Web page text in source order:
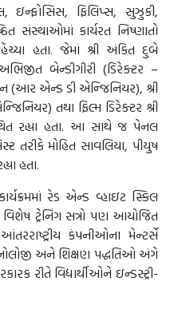
ઇન્ફોસિસ, ફિલિપ્સ, સુઝુકી,
સંસ્થાઓમાં કાર્યરત નિષ્ણાતો
હતા. જેમાં શ્રી અંકિત દુબે
બેન્ડીગીરી (ડિરેક્ટર –
(આર એન્ડ ડી એન્જિનિયર), શ્રી
તથા ફિલ્મ ડિરેક્ટર શ્રી
રહ્યા હતા. આ સાથે જ પેનલ
તરીકે મોહિત સાવલિયા, પીયુષ
હતા.
રેડ એન્ડ વ્હાઇટ સ્કિલ
ટ્રેનિંગ સત્રો પણ આયોજિત
કંપનીઓના મેન્ટર્સે
અને શિક્ષણ પદ્ધતિઓ અંગે
રીતે વિદ્યાર્થીઓને ઇન્ડસ્ટ્રી-